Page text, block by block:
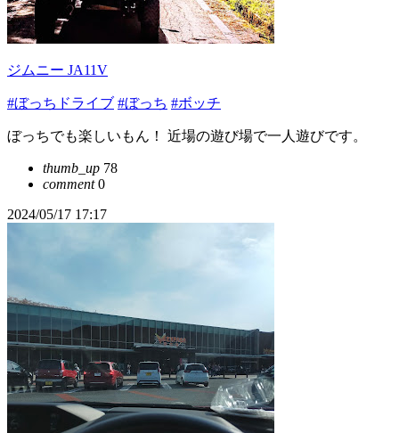
ジムニー JA11V
#ぼっちドライブ #ぼっち #ボッチ
ぼっちでも楽しいもん！ 近場の遊び場で一人遊びです。
thumb_up 78
comment0
2024/05/17 17:17